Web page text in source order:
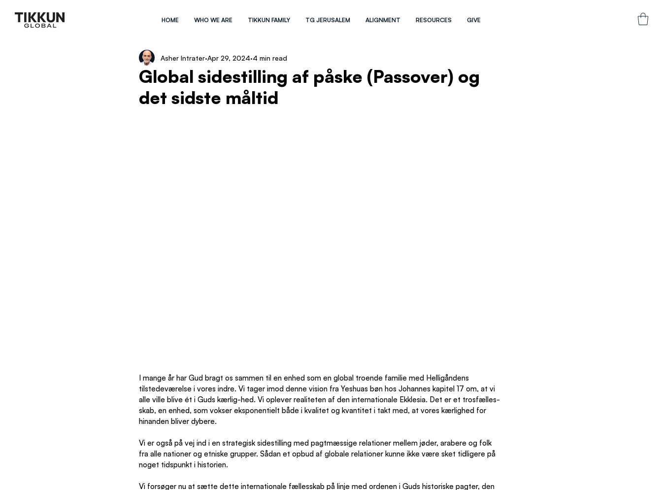
HOME WHO WE ARE TIKKUN FAMILY TG JERUSALEM ALIGNMENT RESOURCES GIVE
Global sidestilling af påske (Passover) og
det sidste måltid
Asher Intrater Apr 29, 2024 4 min read
I mange år har Gud bragt os sammen til en enhed som en global troende familie med Helligåndens
tilstedeværelse i vores indre. Vi tager imod denne vision fra Yeshuas bøn hos Johannes kapitel 17 om, at vi
alle ville blive ét i Guds kærlig-hed. Vi oplever realiteten af den internationale Ekklesia. Det er et trosfælles-
skab, en enhed, som vokser eksponentielt både i kvalitet og kvantitet i takt med, at vores kærlighed for
hinanden bliver dybere.
Vi er også på vej ind i en strategisk sidestilling med pagtmæssige relationer mellem jøder, arabere og folk
fra alle nationer og etniske grupper. Sådan et opbud af globale relationer kunne ikke være sket tidligere på
noget tidspunkt i historien.
Vi forsøger nu at sætte dette internationale fællesskab på linje med ordenen i Guds historiske pagter, den